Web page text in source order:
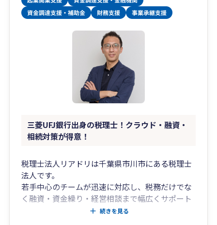
三菱UFJ銀行出身の税理士！クラウド・融資・
相続対策が得意！
税理士法人リアドリは千葉県市川市にある税理士
法人です。
若手中心のチームが迅速に対応し、税務だけでな
く融資・資金繰り・経営相談まで幅広くサポート
続きを見る